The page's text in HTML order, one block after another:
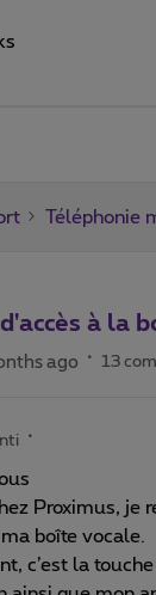
Téléphonie
à la
ago 13
Proximus, je
boîte vocale.
c’est la